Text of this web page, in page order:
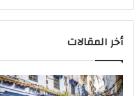
أخر المقالات